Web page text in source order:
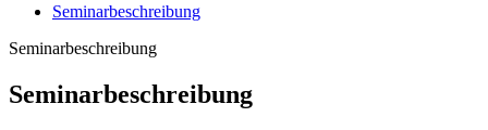
Seminarbeschreibung
Seminarbeschreibung
Seminarbeschreibung